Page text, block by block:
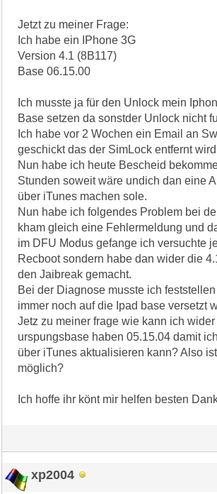
Jetzt zu meiner Frage:
Ich habe ein IPhone 3G
Version 4.1 (8B117)
Base 06.15.00
Ich musste ja für den Unlock mein
Base setzen da sonstder Unlock nicht
Ich habe vor 2 Wochen ein Email an
geschickt das der SimLock entfernt
Nun habe ich heute Bescheid
Stunden soweit wäre undich dan eine
über iTunes machen sole.
Nun habe ich folgendes Problem bei
kham gleich eine Fehlermeldung und
im DFU Modus gefange ich versuchte
Recboot sondern habe dan wider die
den Jaibreak gemacht.
Bei der Diagnose musste ich
immer noch auf die Ipad base versetzt
Jetz zu meiner frage wie kann ich
urspungsbase haben 05.15.04 damit
über iTunes aktualisieren kann? Also
möglich?
Ich hoffe ihr könt mir helfen besten
xp2004